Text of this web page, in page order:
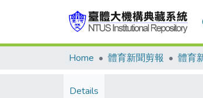
Home 體育新聞剪報 體育
Details